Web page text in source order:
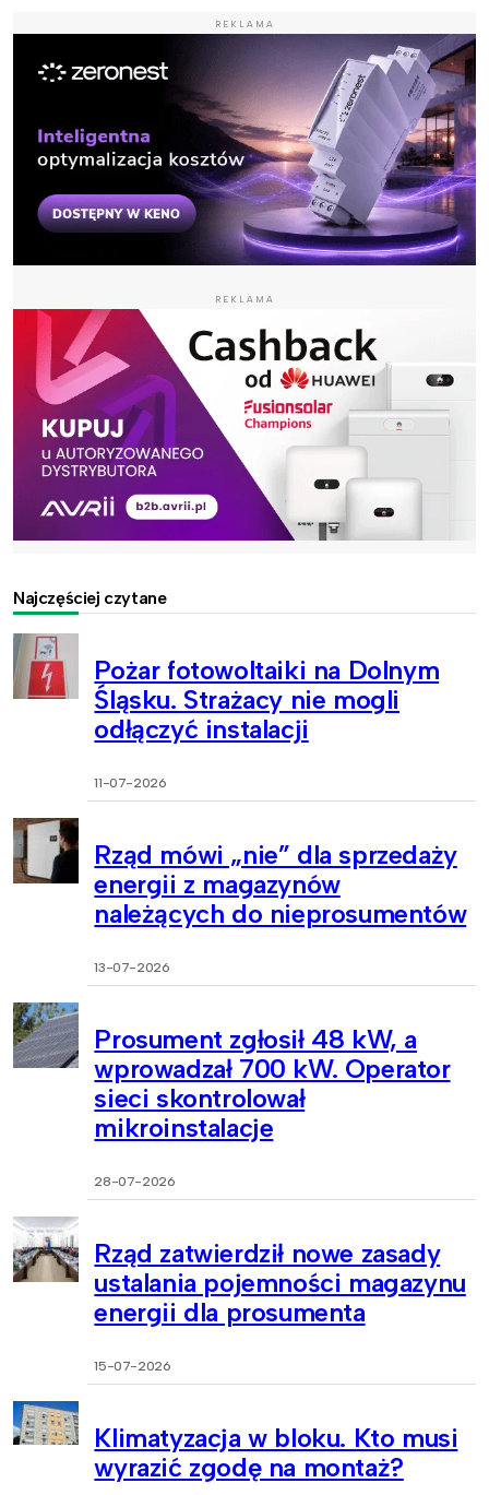
REKLAMA
REKLAMA
Najczęściej czytane
Pożar fotowoltaiki na Dolnym
Śląsku. Strażacy nie mogli
odłączyć instalacji
11-07-2026
Rząd mówi „nie” dla sprzedaży
energii z magazynów
należących do nieprosumentów
13-07-2026
Prosument zgłosił 48 kW, a
wprowadzał 700 kW. Operator
sieci skontrolował
mikroinstalacje
28-07-2026
Rząd zatwierdził nowe zasady
ustalania pojemności magazynu
energii dla prosumenta
15-07-2026
Klimatyzacja w bloku. Kto musi
wyrazić zgodę na montaż?